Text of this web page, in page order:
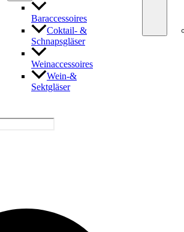
Baraccessoires
Coktail- &
Schnapsgläser
Weinaccessoires
Wein-&
Sektgläser